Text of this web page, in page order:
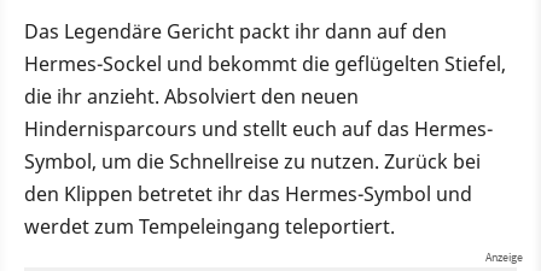
Das Legendäre Gericht packt ihr dann auf den
Hermes-Sockel und bekommt die geflügelten Stiefel,
die ihr anzieht. Absolviert den neuen
Hindernisparcours und stellt euch auf das Hermes-
Symbol, um die Schnellreise zu nutzen. Zurück bei
den Klippen betretet ihr das Hermes-Symbol und
werdet zum Tempeleingang teleportiert.